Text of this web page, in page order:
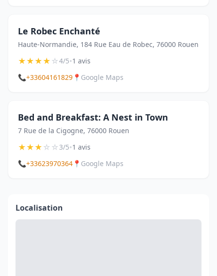
Le Robec Enchanté
Haute-Normandie, 184 Rue Eau de Robec, 76000 Rouen
★★★★☆4/5•1 avis
📞+33604161829 📍 Google Maps
Bed and Breakfast: A Nest in Town
7 Rue de la Cigogne, 76000 Rouen
★★★☆☆3/5•1 avis
📞+33623970364 📍 Google Maps
Localisation